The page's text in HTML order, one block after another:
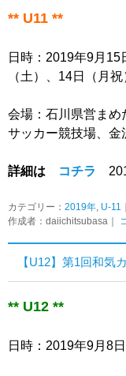
** U11 **
日時：2019年9月15
（土）、14日（月祝
会場：石川県営まめ
サッカー競技場、金
詳細は コチラ
カテゴリー： 2019年, U-11
作成者：daiichitsubasa｜
【U12】第1回和
** U12 **
日時：2019年9月8日